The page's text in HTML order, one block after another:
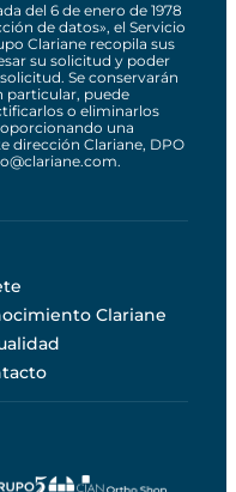
del 6 de enero de 1978
de datos», el Servicio
Clariane recopila sus
su solicitud y poder
Se conservarán
particular, puede
o eliminarlos
una
dirección Clariane, DPO
Clariane